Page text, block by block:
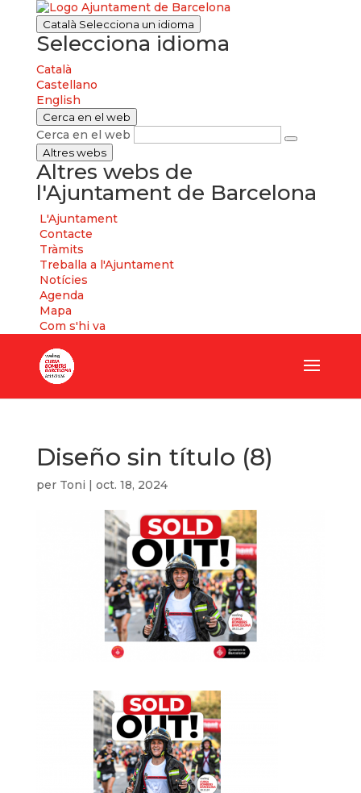
Català Selecciona un idioma
Selecciona idioma
Català
Castellano
English
Cerca en el web
Cerca en el web
Altres webs
Altres webs de
l'Ajuntament de Barcelona
L'Ajuntament
Contacte
Tràmits
Treballa a l'Ajuntament
Notícies
Agenda
Mapa
Com s'hi va
Diseño sin título (8)
per Toni | oct. 18, 2024